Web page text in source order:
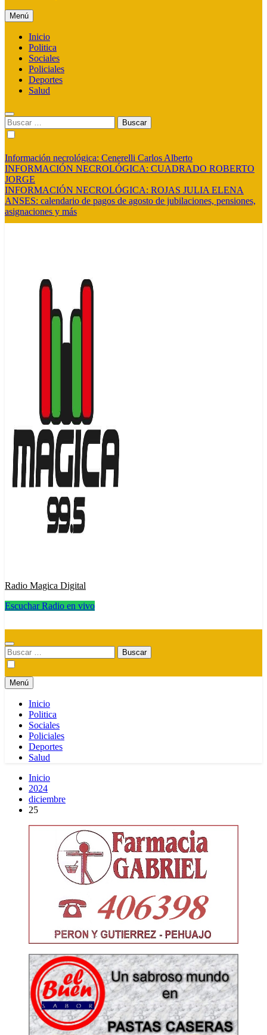
Menú
Inicio
Politica
Sociales
Policiales
Deportes
Salud
Buscar:
Información necrológica: Cenerelli Carlos Alberto
INFORMACIÓN NECROLÓGICA: CUADRADO ROBERTO
JORGE
INFORMACIÓN NECROLÓGICA: ROJAS JULIA ELENA
ANSES: calendario de pagos de agosto de jubilaciones, pensiones,
asignaciones y más
Radio Magica Digital
Escuchar Radio en vivo
Buscar:
Menú
Inicio
Politica
Sociales
Policiales
Deportes
Salud
Inicio
2024
diciembre
25